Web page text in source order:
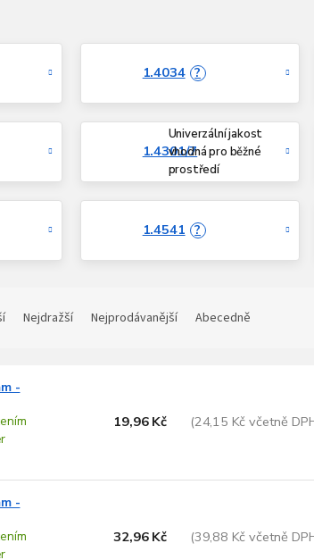
1.4034 ?
1.4301/7
Univerzální jakost
vhodná pro běžné
prostředí
1.4541 ?
Nejdražší Nejprodávanější Abecedně
-
19,96 Kč (24,15 Kč včetně
-
32,96 Kč (39,88 Kč včetně